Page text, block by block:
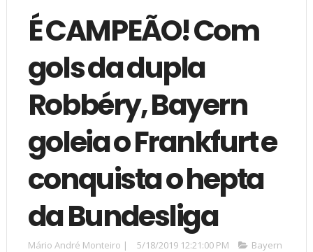
É CAMPEÃO! Com
gols da dupla
Robbéry, Bayern
goleia o Frankfurt e
conquista o hepta
da Bundesliga
Mário André Monteiro | 5/18/2019 12:21:00 PM
Bayern